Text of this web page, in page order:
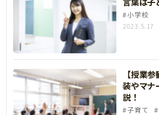
小学校
2023.5.17
【授業
装やマナ
説！
子育て